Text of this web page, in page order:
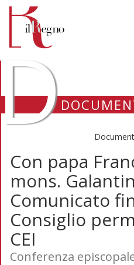
Con papa
mons.
Comunicato
Consiglio
CEI
Conferenza